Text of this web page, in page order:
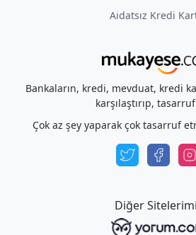
Aidatsız Kredi
Bankaların, kredi, mevduat, kredi
karşılaştırıp,
Çok az şey yaparak çok tasarruf
Diğer